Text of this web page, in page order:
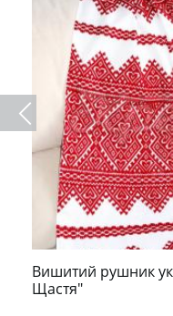
Вишитий рушник
Щастя"